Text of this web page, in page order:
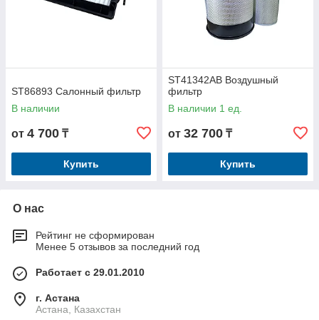
ST86893 Салонный фильтр
В наличии
от 4 700 ₸
Купить
ST41342AB Воздушный
фильтр
В наличии 1 ед.
от 32 700 ₸
Купить
О нас
Рейтинг не сформирован
Менее 5 отзывов за последний год
Работает с 29.01.2010
г. Астана
Астана, Казахстан